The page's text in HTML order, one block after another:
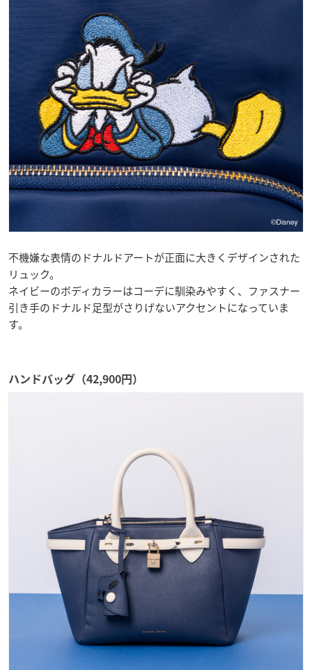
不機嫌な表情のドナルドアートが正面に大きくデザインされた
リュック。
ネイビーのボディカラーはコーデに馴染みやすく、ファスナー
引き手のドナルド足型がさりげないアクセントになっていま
す。
ハンドバッグ（42,900円）